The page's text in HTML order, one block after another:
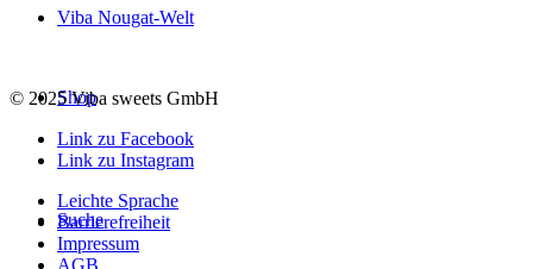
Shop
Suche
Viba Nougat-Welt
© 2025 Viba sweets GmbH
Link zu Facebook
Link zu Instagram
Leichte Sprache
Barrierefreiheit
Impressum
AGB